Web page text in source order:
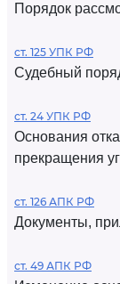
Порядок
ст. 125 УПК РФ
Судебный
ст. 24 УПК РФ
Основания
прекращения
ст. 126 АПК РФ
Документы,
ст. 49 АПК РФ